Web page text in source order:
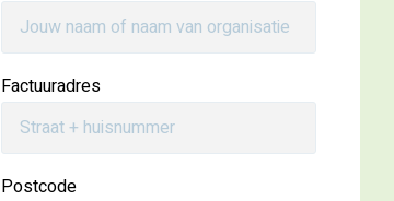
Factuuradres
Postcode